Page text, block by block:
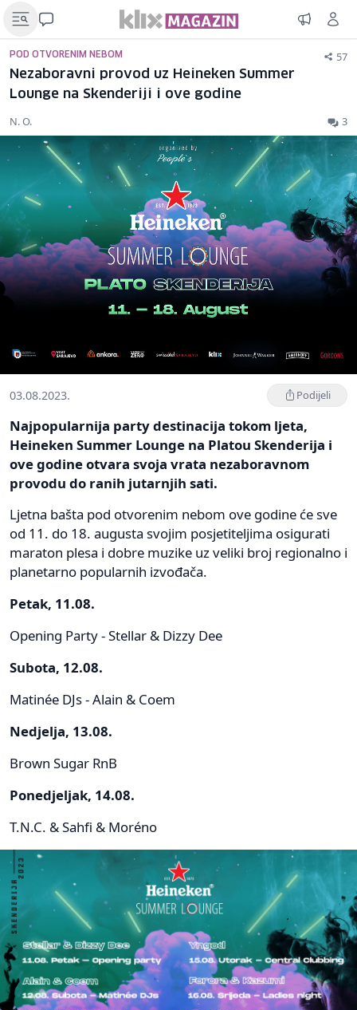
POD OTVORENIM NEBOM 57
Nezaboravni provod uz Heineken Summer
Lounge na Skenderiji i ove godine
N. O. 3
03.08.2023. Podijeli
Najpopularnija party destinacija tokom ljeta,
Heineken Summer Lounge na Platou Skenderija i
ove godine otvara svoja vrata nezaboravnom
provodu do ranih jutarnjih sati.
Ljetna bašta pod otvorenim nebom ove godine će sve
od 11. do 18. augusta svojim posjetiteljima osigurati
maraton plesa i dobre muzike uz veliki broj regionalno i
planetarno popularnih izvođača.
Petak, 11.08.
Opening Party - Stellar & Dizzy Dee
Subota, 12.08.
Matinée DJs - Alain & Coem
Nedjelja, 13.08.
Brown Sugar RnB
Ponedjeljak, 14.08.
T.N.C. & Sahfi & Moréno